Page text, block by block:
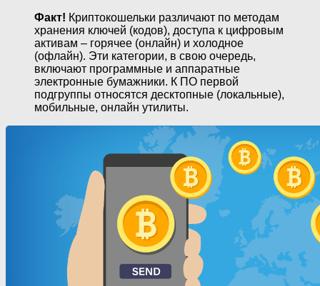
Факт! Криптокошельки различают по методам
хранения ключей (кодов), доступа к цифровым
активам – горячее (онлайн) и холодное
(офлайн). Эти категории, в свою очередь,
включают программные и аппаратные
электронные бумажники. К ПО первой
подгруппы относятся десктопные (локальные),
мобильные, онлайн утилиты.